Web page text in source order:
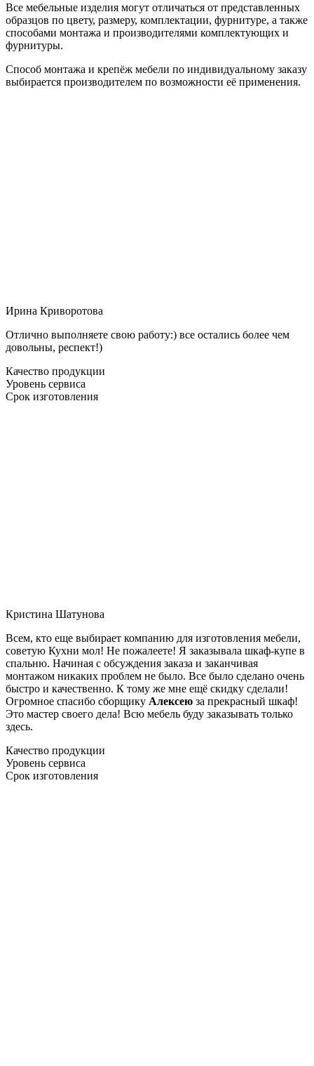
Все мебельные изделия могут отличаться от представленных
образцов по цвету, размеру, комплектации, фурнитуре, а также
способами монтажа и производителями комплектующих и
фурнитуры.
Способ монтажа и крепёж мебели по индивидуальному заказу
выбирается производителем по возможности её применения.
Ирина Криворотова
Отлично выполняете свою работу:) все остались более чем
довольны, респект!)
Качество продукции
Уровень сервиса
Срок изготовления
Кристина Шатунова
Всем, кто еще выбирает компанию для изготовления мебели,
советую Кухни мол! Не пожалеете! Я заказывала шкаф-купе в
спальню. Начиная с обсуждения заказа и заканчивая
монтажом никаких проблем не было. Все было сделано очень
быстро и качественно. К тому же мне ещё скидку сделали!
Огромное спасибо сборщику Алексею за прекрасный шкаф!
Это мастер своего дела! Всю мебель буду заказывать только
здесь.
Качество продукции
Уровень сервиса
Срок изготовления